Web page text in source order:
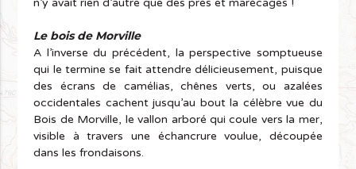
n’y avait rien d’autre que des prés et marécages !
Le bois de Morville
A l’inverse du précédent, la perspective somptueuse
qui le termine se fait attendre délicieusement, puisque
des écrans de camélias, chênes verts, ou azalées
occidentales cachent jusqu’au bout la célèbre vue du
Bois de Morville, le vallon arboré qui coule vers la mer,
visible à travers une échancrure voulue, découpée
dans les frondaisons.